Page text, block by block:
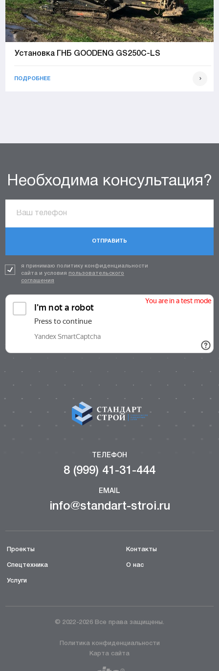
Установка ГНБ GOODENG GS250C-LS
ПОДРОБНЕЕ
Необходима консультация?
ОТПРАВИТЬ
я принимаю политику конфиденциальности
сайта и условия пользовательского
соглашения
ТЕЛЕФОН
8 (999) 41-31-444
EMAIL
info@standart-stroi.ru
Проекты
Спецтехника
Услуги
Контакты
О нас
© 2022-2026 Все права защищены.
Политика конфиденциальности
Карта сайта